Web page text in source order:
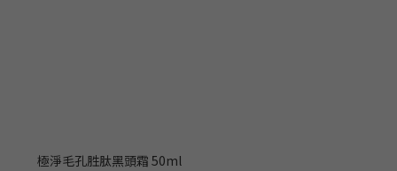
極淨毛孔胜肽黑頭霜 50ml